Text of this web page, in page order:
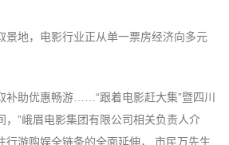
景地，电影行业正从单一票房经济向多元
补助优惠畅游……“跟着电影赶大集”暨四川
，”峨眉电影集团有限公司相关负责人介
行游购娱全链条的全面延伸， 市民万先生